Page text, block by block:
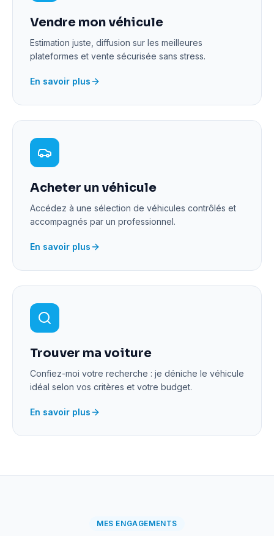
Vendre mon véhicule
Estimation juste, diffusion sur les meilleures
plateformes et vente sécurisée sans stress.
En savoir plus
Acheter un véhicule
Accédez à une sélection de véhicules contrôlés et
accompagnés par un professionnel.
En savoir plus
Trouver ma voiture
Confiez-moi votre recherche : je déniche le véhicule
idéal selon vos critères et votre budget.
En savoir plus
MES ENGAGEMENTS